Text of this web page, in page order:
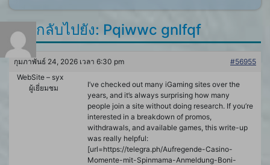
ตอบกลับไปยัง: Pqiwwc gnlfqf
กุมภาพันธ์ 24, 2026 เวลา 6:30 pm
#56955
WebSite – syx
ผู้เยี่ยมชม
I’ve checked out many iGaming sites over the
years, and it’s always surprising how many
people join a site without doing research. If you’re
interested in a breakdown of promos,
withdrawals, and available games, this write-up
was really helpful:
[url=https://telegra.ph/Aufregende-Casino-
Momente-mit-Spinmama-Anmeldung-Boni-